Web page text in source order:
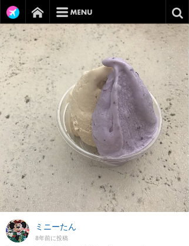
ミニーたん
8年前に投稿